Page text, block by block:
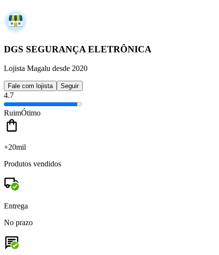
DGS SEGURANÇA ELETRÔNICA
Lojista Magalu desde 2020
Fale com lojista Seguir
4.7
RuimÓtimo
+20mil
Produtos vendidos
Entrega
No prazo